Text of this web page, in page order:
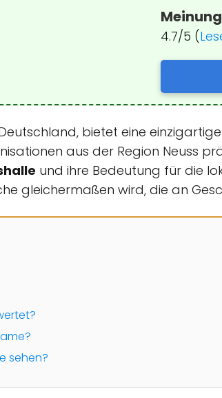
4.7/5 (
bietet eine
aus der Region Neuss
und ihre Bedeutung für die
gleichermaßen wird, die an
sehen?